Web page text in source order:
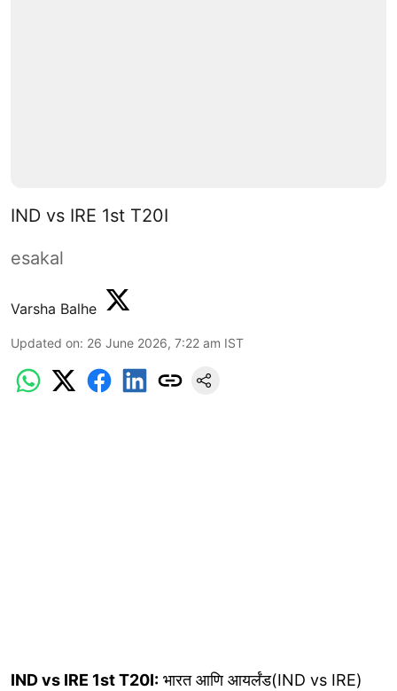
IND vs IRE 1st T20I
esakal
Varsha Balhe
Updated on: 26 June 2026, 7:22 am IST
IND vs IRE 1st T20I: भारत आणि आयर्लंड(IND vs IRE)